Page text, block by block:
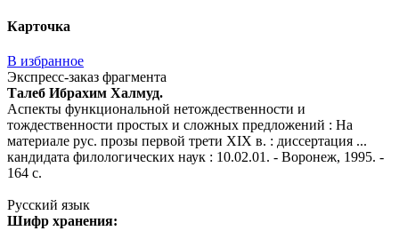
Карточка
В избранное
Экспресс-заказ фрагмента
Талеб Ибрахим Халмуд.
Аспекты функциональной нетождественности и
тождественности простых и сложных предложений : На
материале рус. прозы первой трети ХIХ в. : диссертация ...
кандидата филологических наук : 10.02.01. - Воронеж, 1995. -
164 с.
Русский язык
Шифр хранения: